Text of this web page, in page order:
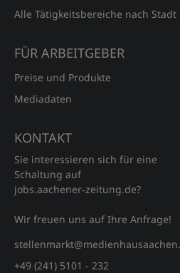
Alle Tätigkeitsbereiche nach Stadt
FÜR ARBEITGEBER
Preise und Produkte
Mediadaten
KONTAKT
Sie interessieren sich für eine
Schaltung auf
jobs.aachener‑zeitung.de?
Wir freuen uns auf Ihre Anfrage!
+49 (241) 5101 - 232